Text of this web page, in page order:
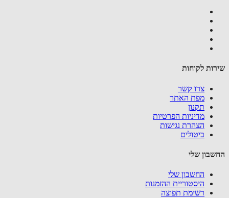
שירות לקוחות
צרו קשר
מפת האתר
תקנון
מדיניות הפרטיות
הצהרת נגישות
ביטולים
החשבון שלי
החשבון שלי
היסטוריית ההזמנות
רשימת תפוצה